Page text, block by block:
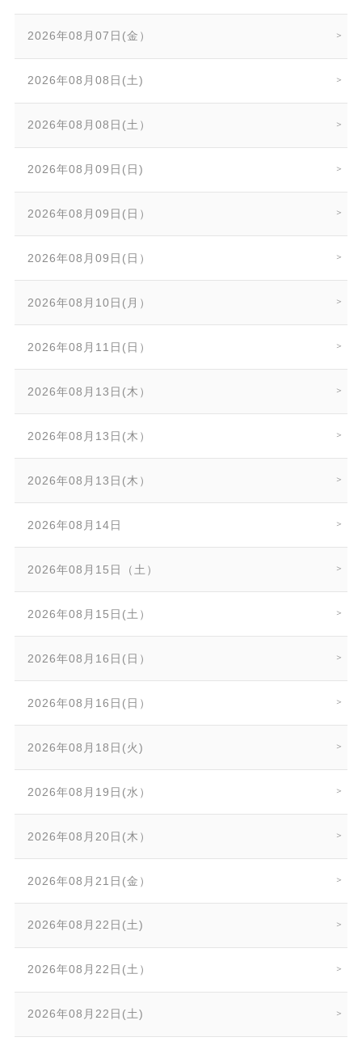
2026年08月07日(金）
2026年08月08日(土)
2026年08月08日(土）
2026年08月09日(日)
2026年08月09日(日）
2026年08月09日(日）
2026年08月10日(月）
2026年08月11日(日）
2026年08月13日(木）
2026年08月13日(木）
2026年08月13日(木）
2026年08月14日
2026年08月15日（土）
2026年08月15日(土）
2026年08月16日(日）
2026年08月16日(日）
2026年08月18日(火)
2026年08月19日(水）
2026年08月20日(木）
2026年08月21日(金）
2026年08月22日(土)
2026年08月22日(土）
2026年08月22日(土)